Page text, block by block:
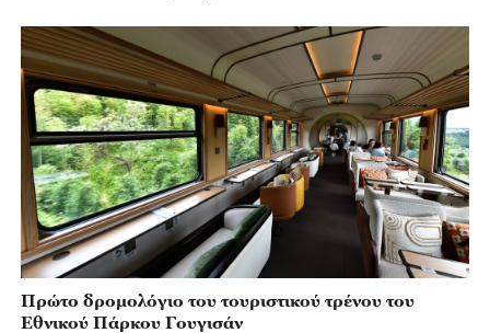
Πρώτο δρομολόγιο του τουριστικού τρένου του
Εθνικού Πάρκου Γουγισάν